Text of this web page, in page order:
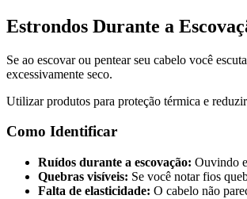
Estrondos Durante a
Se ao escovar ou pentear seu cabelo você
excessivamente seco.
Utilizar produtos para proteção térmica e
Como Identificar
Ruídos durante a escovação: Ouvindo
Quebras visíveis: Se você notar fios
Falta de elasticidade: O cabelo não